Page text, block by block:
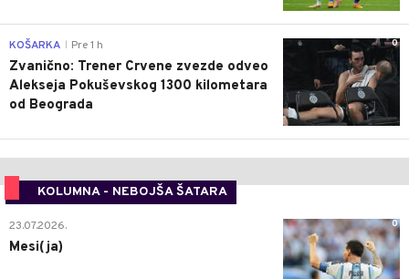
0
KOŠARKA Pre 1 h
Zvanično: Trener Crvene zvezde odveo
Alekseja Pokuševskog 1300 kilometara
od Beograda
KOLUMNA - NEBOJŠA ŠATARA
0
23.07.2026.
Mesi(ja)